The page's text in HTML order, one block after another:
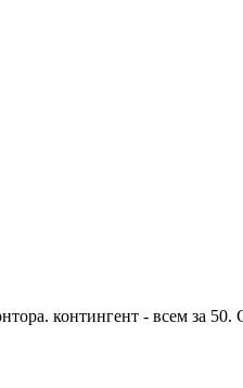
контингент - всем за